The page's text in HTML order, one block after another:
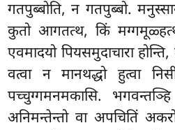
गतपुब्बोति, न गतपुब्बो.
कुतो आगतत्थ, किं
एवमादयो पियसमुदाचारा
वत्वा न मानथद्धो हुत्वा
पच्चुग्गमनमकासि.
अनिमन्तेन्तो वा अपचितिं